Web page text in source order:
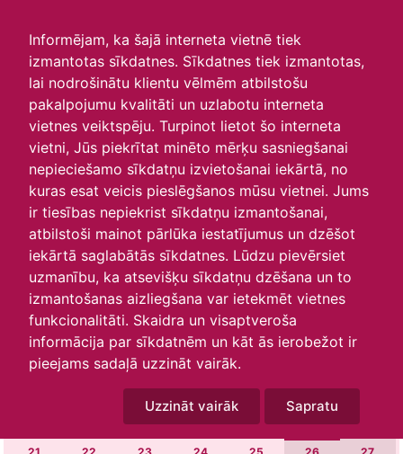
Informējam, ka šajā interneta vietnē tiek
izmantotas sīkdatnes. Sīkdatnes tiek izmantotas,
lai nodrošinātu klientu vēlmēm atbilstošu
pakalpojumu kvalitāti un uzlabotu interneta
vietnes veiktspēju. Turpinot lietot šo interneta
vietni, Jūs piekrītat minēto mērķu sasniegšanai
nepieciešamo sīkdatņu izvietošanai iekārtā, no
kuras esat veicis pieslēgšanos mūsu vietnei. Jums
ir tiesības nepiekrist sīkdatņu izmantošanai,
atbilstoši mainot pārlūka iestatījumus un dzēšot
iekārtā saglabātās sīkdatnes. Lūdzu pievērsiet
uzmanību, ka atsevišķu sīkdatņu dzēšana un to
izmantošanas aizliegšana var ietekmēt vietnes
funkcionalitāti. Skaidra un visaptveroša
informācija par sīkdatnēm un kāt ās ierobežot ir
pieejams sadaļā uzzināt vairāk.
Uzzināt vairāk Sapratu
Skats :
Aktuālie
Šodien Šonedēļ
Šomēnes
Arhīvs
O T S
9 10 12
16 17 18 19